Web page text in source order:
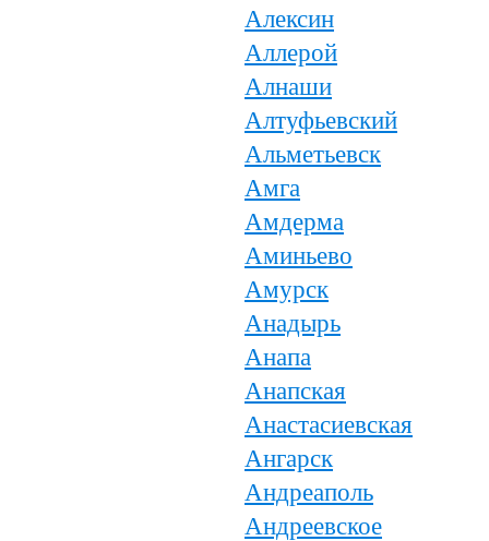
Алексин
Аллерой
Алнаши
Алтуфьевский
Альметьевск
Амга
Амдерма
Аминьево
Амурск
Анадырь
Анапа
Анапская
Анастасиевская
Ангарск
Андреаполь
Андреевское